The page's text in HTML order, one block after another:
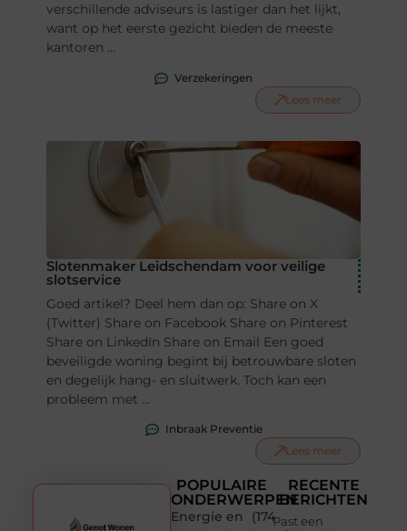
verschillende adviseurs is lastiger dan het lijkt,
want op het eerste gezicht bieden de meeste
kantoren ...
Verzekeringen
Lees meer
Slotenmaker Leidschendam voor veilige
slotservice
Goed artikel? Deel hem dan op: Share on X
(Twitter) Share on Facebook Share on Pinterest
Share on LinkedIn Share on Email Een goed
beveiligde woning begint bij betrouwbare sloten
en degelijk hang- en sluitwerk. Toch kan een
probleem met ...
Inbraak Preventie
Lees meer
POPULAIRE
ONDERWERPEN
Energie en
(174
RECENTE
BERICHTEN
Past een